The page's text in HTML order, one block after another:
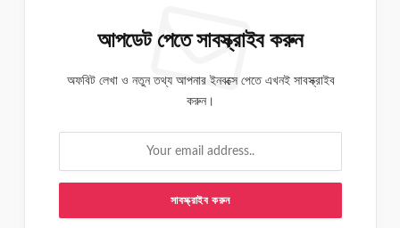
আপডেট পেতে সাবস্ক্রাইব করুন
অফবিট লেখা ও নতুন তথ্য আপনার ইনবক্সে পেতে এখনই সাবস্ক্রাইব
করুন।